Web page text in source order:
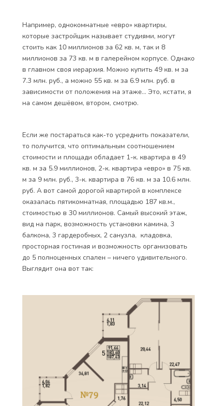
Например, однокомнатные «евро» квартиры,
которые застройщик называет студиями, могут
стоить как 10 миллионов за 62 кв. м, так и 8
миллионов за 73 кв. м в галерейном корпусе. Однако
в главном своя иерархия. Можно купить 49 кв. м за
7.3 млн. руб., а можно 55 кв. м за 6.9 млн. руб. в
зависимости от положения на этаже… Это, кстати, я
на самом дешёвом, втором, смотрю.
Если же постараться как-то усреднить показатели,
то получится, что оптимальным соотношением
стоимости и площади обладает 1-к. квартира в 49
кв. м за 5.9 миллионов, 2-к. квартира «евро» в 75 кв.
м за 9 млн. руб., 3-к. квартира в 76 кв. м за 10.6 млн.
руб. А вот самой дорогой квартирой в комплексе
оказалась пятикомнатная, площадью 187 кв.м.,
стоимостью в 30 миллионов. Самый высокий этаж,
вид на парк, возможность установки камина, 3
балкона, 3 гардеробных, 2 санузла, кладовка,
просторная гостиная и возможность организовать
до 5 полноценных спален – ничего удивительного.
Выглядит она вот так: